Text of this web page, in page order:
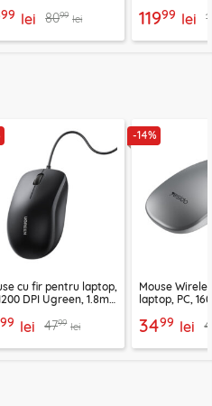
99 lei 8099 lei 11999 lei
cu fir pentru laptop,
DPI Ugreen, 1.8m,
99 lei 4799 lei
-14%
Mouse
laptop, PC,
3499 lei